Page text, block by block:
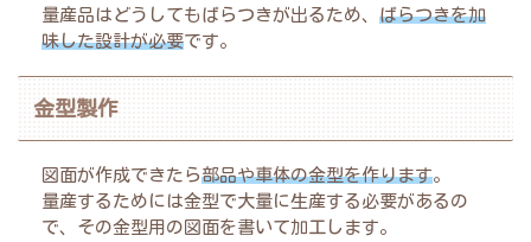
量産品はどうしてもばらつきが出るため、 ばらつきを加
味した設計が必要です。
金型製作
図面が作成できたら部品や車体の金型を作ります。
量産するためには金型で大量に生産する必要があるの
で、その金型用の図面を書いて加工します。